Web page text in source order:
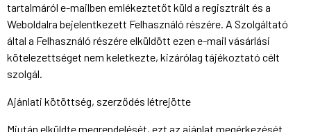
tartalmáról e-mailben emlékeztetőt küld a regisztrált és a
Weboldalra bejelentkezett Felhasználó részére. A Szolgáltató
által a Felhasználó részére elküldött ezen e-mail vásárlási
kötelezettséget nem keletkezte, kizárólag tájékoztató célt
szolgál.
Ajánlati kötöttség, szerződés létrejötte
Miután elküldte megrendelését, ezt az ajánlat megérkezését